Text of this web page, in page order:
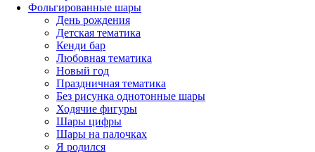
Фольгированные шары
День рождения
Детская тематика
Кенди бар
Любовная тематика
Новый год
Праздничная тематика
Без рисунка однотонные шары
Ходячие фигуры
Шары цифры
Шары на палочках
Я родился